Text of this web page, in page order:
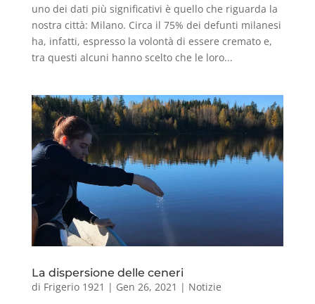
uno dei dati più significativi è quello che riguarda la
nostra città: Milano. Circa il 75% dei defunti milanesi
ha, infatti, espresso la volontà di essere cremato e,
tra questi alcuni hanno scelto che le loro...
La dispersione delle ceneri
di Frigerio 1921 | Gen 26, 2021 | Notizie